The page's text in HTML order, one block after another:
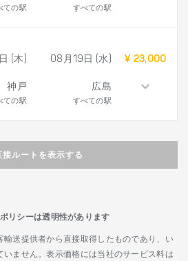
ての駅 すべての駅
(木)
神戸
ての駅
08月19日 (水)
広島
すべての駅
¥ 23,000
接ルートを表示する
リシーは透明性があります
輸送提供者から直接取得したものであり、い
いません。表示価格には当社のサービス料は